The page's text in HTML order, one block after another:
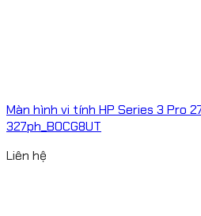
Màn hình vi tính HP Series 3 Pro
327ph_B0CG8UT
Liên hệ